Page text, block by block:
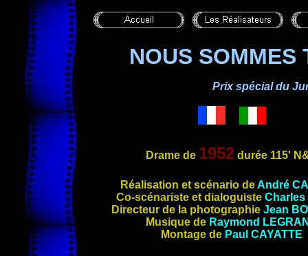
NOUS SOMMES
Prix spécial du
Drame de 1952durée 115'
Réalisation et scénario de André
Co-scénariste et dialoguiste Charles
Directeur de la photographie Jean
Musique de Raymond
Montage de Paul CAYATTE